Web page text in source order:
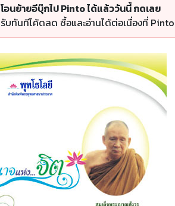
โอนย้ายอีบุ๊กไป Pinto ได้แล้ววันนี้ กดเลย
รับทันทีโค้ดลด ซื้อและอ่านได้ต่อเนื่องที่ Pinto